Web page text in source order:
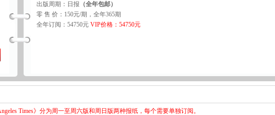
出版周期：日报 （全年包邮）
零 售 价：150元/期，全年365期
全年订阅：54750元 VIP价格：54750元
Times》分为周一至周六版和周日版两种报纸，每个需要单独订阅。